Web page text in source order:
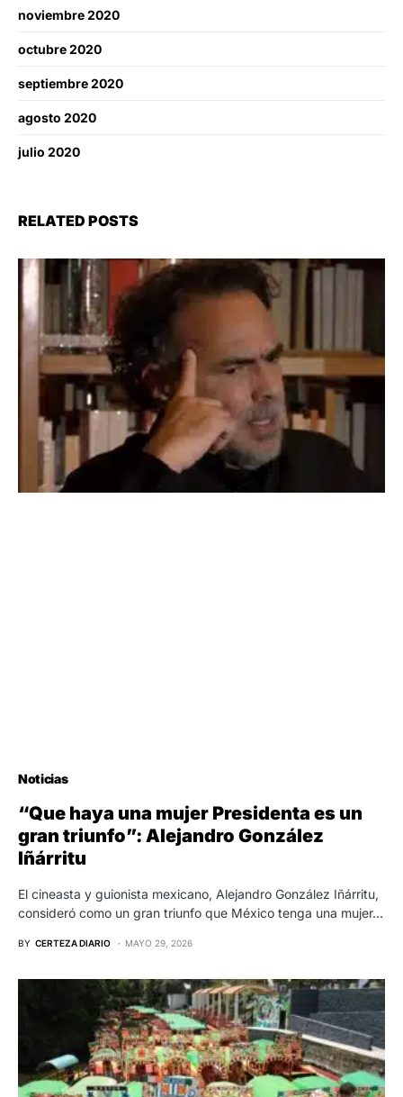
noviembre 2020
octubre 2020
septiembre 2020
agosto 2020
julio 2020
RELATED POSTS
Noticias
“Que haya una mujer Presidenta es un
gran triunfo”: Alejandro González
Iñárritu
El cineasta y guionista mexicano, Alejandro González Iñárritu,
consideró como un gran triunfo que México tenga una mujer…
BY CERTEZA DIARIO MAYO 29, 2026